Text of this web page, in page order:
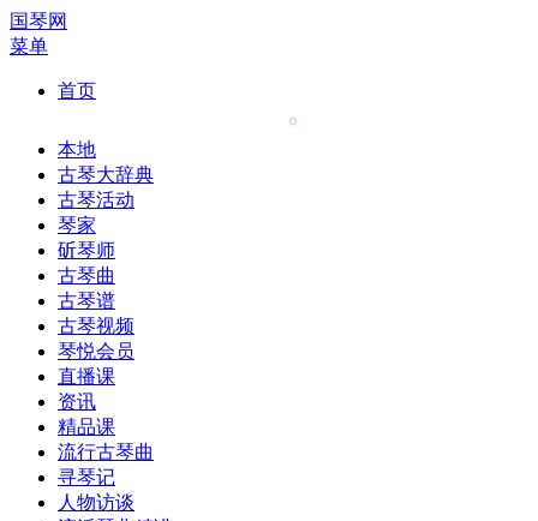
国琴网
菜单
首页
本地
古琴大辞典
古琴活动
琴家
斫琴师
古琴曲
古琴谱
古琴视频
琴悦会员
直播课
资讯
精品课
流行古琴曲
寻琴记
人物访谈